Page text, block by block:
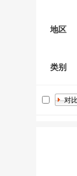
地区
类别